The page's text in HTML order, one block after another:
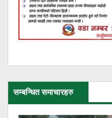
सम्बन्धित समाचारहरु